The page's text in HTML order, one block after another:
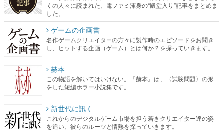
くの人々に読まれた、電ファミ渾身の“殿堂入り”記事をまとめま
した。
ゲームの企画書
名作ゲームクリエイターの方々に製作時のエピソードをお聞き
し、ヒットする企画（ゲーム）とは何か？を探っていきます。
赫本
この物語を解いてはいけない。『赫本』は、〈試験問題〉の形
をした短編ホラー小説集です。
新世代に訊く
これからのデジタルゲーム市場を担う若きクリエイター達の姿
を追い、彼らのルーツと情熱を探っていきます。